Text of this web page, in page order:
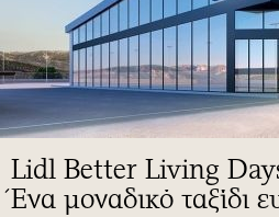
Lidl Better Living
Ένα μοναδικό ταξίδι